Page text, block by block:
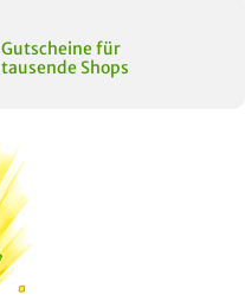
Gutscheine für
tausende Shops